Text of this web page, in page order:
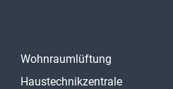
Wohnraumlüftung
Haustechnikzentrale